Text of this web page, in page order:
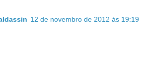
12 de novembro de 2012 às 19:19